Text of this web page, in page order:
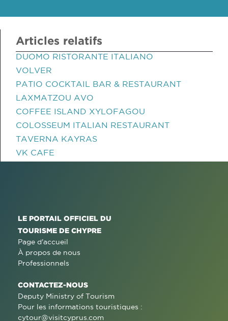
Articles relatifs
DUOMO RISTORANTE ITALIANO
VOLVER
PATIO COCKTAIL BAR & RESTAURANT
LAXMATZOU AVO
COFFEE ISLAND XYLOFAGOU
COLOSSEUM ITALIAN RESTAURANT
TAVERNA KAYRAS
VK CAFE
LE PORTAIL OFFICIEL DU
TOURISME DE CHYPRE
Page d'accueil
À propos de nous
Professionnels
CONTACTEZ-NOUS
Deputy Ministry of Tourism
Pour les informations touristiques :
cytour@visitcyprus.com